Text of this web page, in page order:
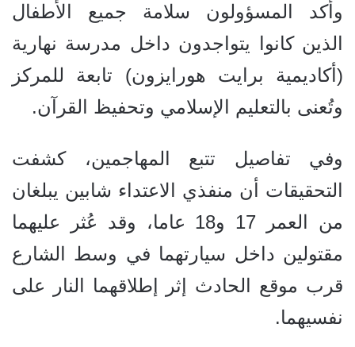
وأكد المسؤولون سلامة جميع الأطفال
الذين كانوا يتواجدون داخل مدرسة نهارية
(أكاديمية برايت هورايزون) تابعة للمركز
وتُعنى بالتعليم الإسلامي وتحفيظ القرآن.
وفي تفاصيل تتبع المهاجمين، كشفت
التحقيقات أن منفذي الاعتداء شابين يبلغان
من العمر 17 و18 عاما، وقد عُثر عليهما
مقتولين داخل سيارتهما في وسط الشارع
قرب موقع الحادث إثر إطلاقهما النار على
نفسيهما.